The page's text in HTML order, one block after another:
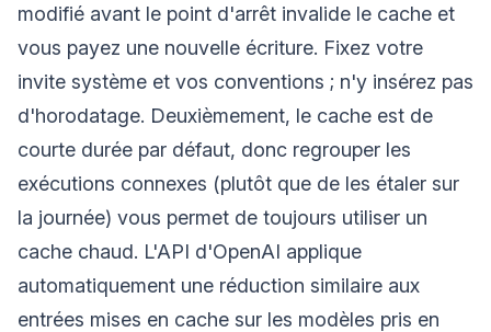
modifié avant le point d'arrêt invalide le cache et
vous payez une nouvelle écriture. Fixez votre
invite système et vos conventions ; n'y insérez pas
d'horodatage. Deuxièmement, le cache est de
courte durée par défaut, donc regrouper les
exécutions connexes (plutôt que de les étaler sur
la journée) vous permet de toujours utiliser un
cache chaud. L'API d'OpenAI applique
automatiquement une réduction similaire aux
entrées mises en cache sur les modèles pris en